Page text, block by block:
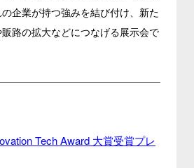
企業が持つ強みを結び付け、新た
路の拡大などにつなげる展示会で
Tech Award 大賞受賞プレ